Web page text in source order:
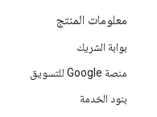
معلومات المنتج
بوابة الشريك
منصة Google للتسويق
بنود الخدمة